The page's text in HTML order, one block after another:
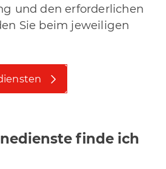
und den erforderlichen
Sie beim jeweiligen
finde ich